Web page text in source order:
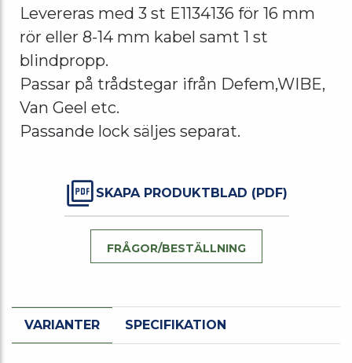
Levereras med 3 st E1134136 för 16 mm
rör eller 8-14 mm kabel samt 1 st
blindpropp.
Passar på trådstegar ifrån Defem,WIBE,
Van Geel etc.
Passande lock säljes separat.
SKAPA PRODUKTBLAD (PDF)
FRÅGOR/BESTÄLLNING
VARIANTER SPECIFIKATION